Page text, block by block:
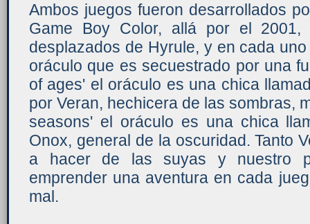
Ambos juegos fueron desarrollados
Game Boy Color, allá por el
desplazados de Hyrule, y en cada
oráculo que es secuestrado por una
of ages' el oráculo es una chica
por Veran, hechicera de las sombras,
seasons' el oráculo es una chica
Onox, general de la oscuridad. Tanto
a hacer de las suyas y nuestro
emprender una aventura en cada
mal.